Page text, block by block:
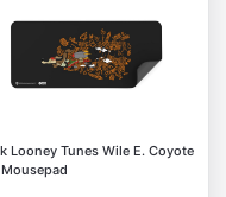
Looney Tunes Wile E. Coyote